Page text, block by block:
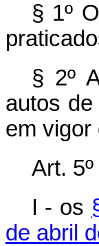
§ 1º
§ 2º
autos
em vigor
Art.
I - os
de abril